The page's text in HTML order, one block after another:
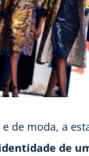
de moda, a
de